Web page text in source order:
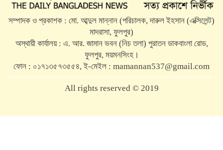
৫ আগস্ট জুলাই গণঅভ্যুত্থান দিবস উপলক্ষে ফুলপুরে
প্রস্তুতিমূলক সভা
ফুলপুরে যাত্রীবাহী বাস খাদে, আহত ৫
সম্পাদক ও প্রকাশক : মো. আব্দুল মান্নান (পরিচালক, দারুল ইহসান (এক্সিলেন্ট)
মাদরাসা, ফুলপুর)
অস্থায়ী কার্যালয় : এ. আর. জামান ভবন (নিচ তলা) পুরাতন ডাকবাংলা রোড,
ফুলপুর, ময়মনসিংহ।
ফোন : ০১৭১৩৫৭৩৫৫৪, ই-মেইল : mamannan537@gmail.com
All rights reserved © 2019